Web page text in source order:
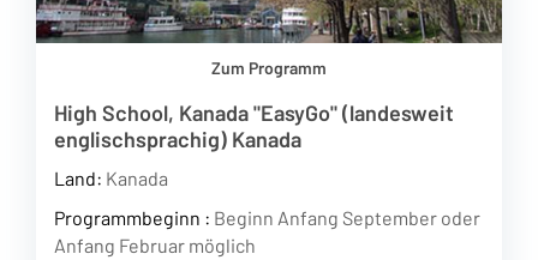
Zum Programm
High School, Kanada "EasyGo" (landesweit
englischsprachig) Kanada
Land: Kanada
Programmbeginn : Beginn Anfang September oder
Anfang Februar möglich